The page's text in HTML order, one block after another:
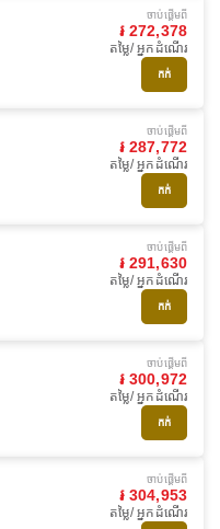
ចាប់ផ្ដើមពី
៛ 272,378
តម្លៃ/ អ្នកដំណើរ
កក់
ចាប់ផ្ដើមពី
៛ 287,772
តម្លៃ/ អ្នកដំណើរ
កក់
ចាប់ផ្ដើមពី
៛ 291,630
តម្លៃ/ អ្នកដំណើរ
កក់
ចាប់ផ្ដើមពី
៛ 300,972
តម្លៃ/ អ្នកដំណើរ
កក់
ចាប់ផ្ដើមពី
៛ 304,953
តម្លៃ/ អ្នកដំណើរ